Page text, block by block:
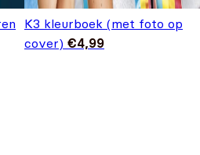
€9,99.
K3 kleurboek (met foto op
cover) €4,99